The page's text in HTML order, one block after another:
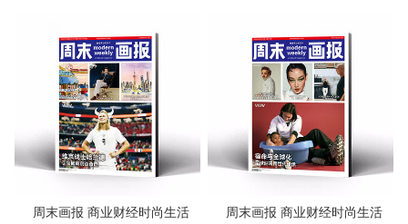
周末画报 商业财经时尚生活
周末画报 商业财经时尚生活